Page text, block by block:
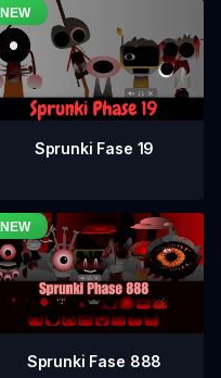
Sprunki Fase 19
Sprunki Fase 888